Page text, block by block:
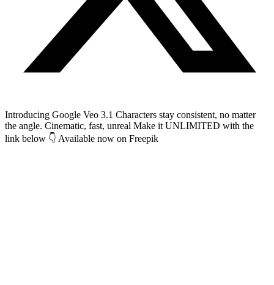
Introducing Google Veo 3.1 Characters stay consistent, no matter
the angle. Cinematic, fast, unreal Make it UNLIMITED with the
link below 👇 Available now on Freepik